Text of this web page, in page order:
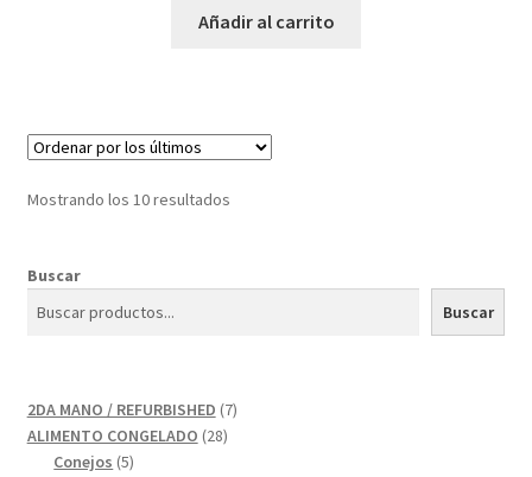
Añadir al carrito
Mostrando los 10 resultados
Buscar
Buscar
2DA MANO / REFURBISHED 77
ALIMENTO CONGELADO 2828
Conejos 55